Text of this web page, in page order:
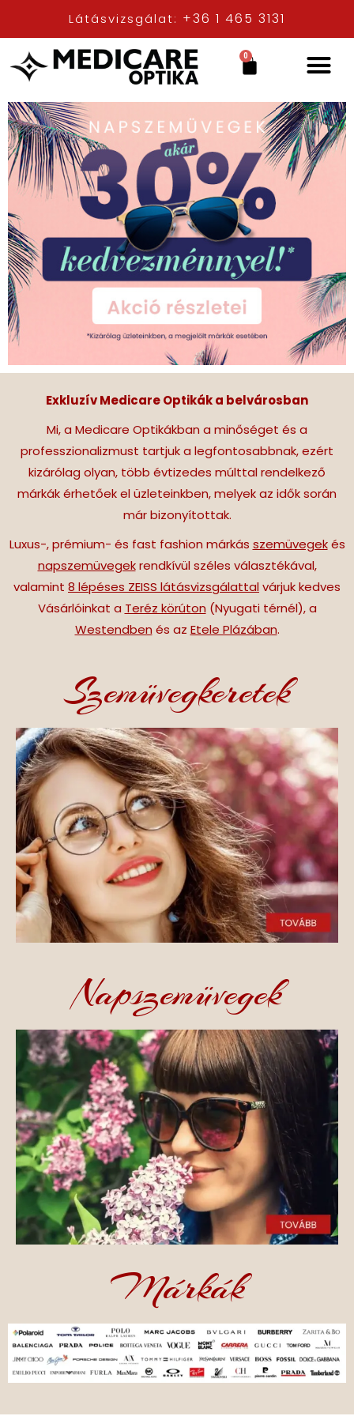
Látásvizsgálat: +36 1 465 3131
0
Exkluzív Medicare Optikák a belvárosban
Mi, a Medicare Optikákban a minőséget és a
professzionalizmust tartjuk a legfontosabbnak, ezért
kizárólag olyan, több évtizedes múlttal rendelkező
márkák érhetőek el üzleteinkben, melyek az idők során
már bizonyítottak.
Luxus-, prémium- és fast fashion márkás szemüvegekés
napszemüvegekrendkívül széles választékával,
valamint 8 lépéses ZEISS látásvizsgálattalvárjuk kedves
Vásárlóinkat a Teréz körúton (Nyugati térnél), a
Westendben és az Etele Plázában.
Szemüvegkeretek
Napszemüvegek
Márkák